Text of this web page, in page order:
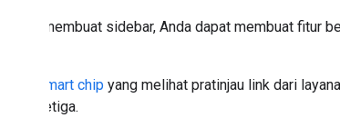
Selain membuat sidebar, Anda dapat membuat fitur
Smart chip yang melihat pratinjau link dari
ketiga.